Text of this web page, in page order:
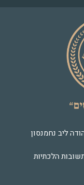
ליב נחמנסון
הלכתיות